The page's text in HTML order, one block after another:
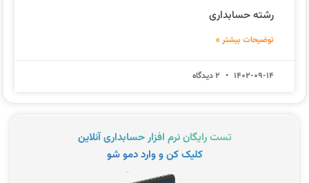
رشته حسابداری
توضیحات بیشتر »
1402-09-14
تست رایگان نرم افزار حسابداری آنلاین
کلیک کن و وارد دمو شو